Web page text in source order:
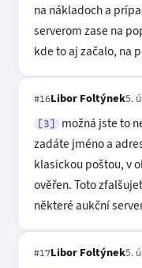
na nákladoch a
serverom zase na
kde to aj začalo, na
#16Libor Foltýnek5.
[3]
možná jste to
zadáte jméno a
klasickou poštou, v
ověřen. Toto
některé aukční
#17Libor Foltýnek5.